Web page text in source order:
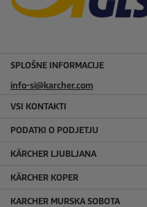
SPLOŠNE INFORMACIJE
info-si@karcher.com
VSI KONTAKTI
PODATKI O PODJETJU
KÄRCHER LJUBLJANA
KÄRCHER KOPER
KARCHER MURSKA SOBOTA